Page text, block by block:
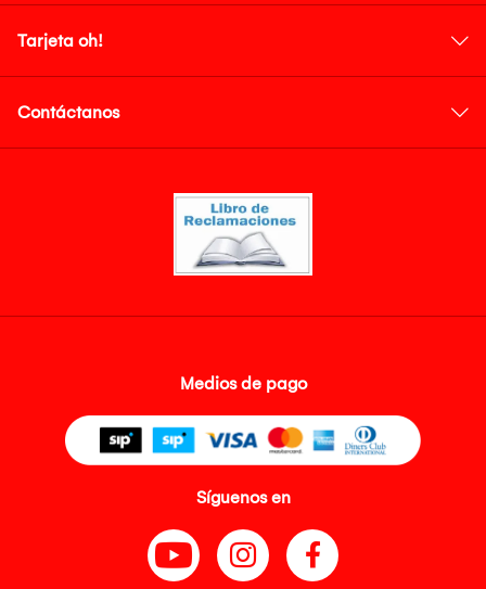
Tarjeta oh!
Contáctanos
Medios de pago
Síguenos en